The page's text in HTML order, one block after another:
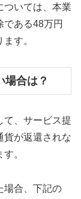
ついては、本業
である48万円
す。
場合は？
て、サービス提
貨が返還されな
。
場合、下記の